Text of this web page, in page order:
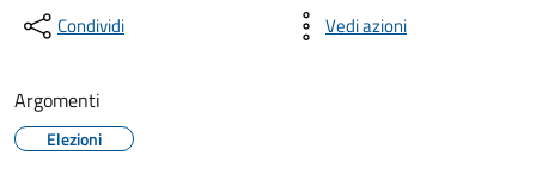
Condividi Vedi azioni
Argomenti
Elezioni